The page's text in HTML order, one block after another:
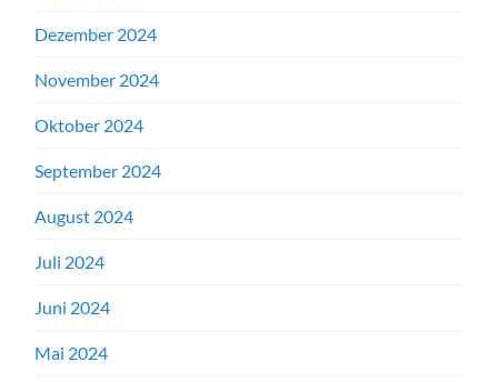
Dezember 2024
November 2024
Oktober 2024
September 2024
August 2024
Juli 2024
Juni 2024
Mai 2024